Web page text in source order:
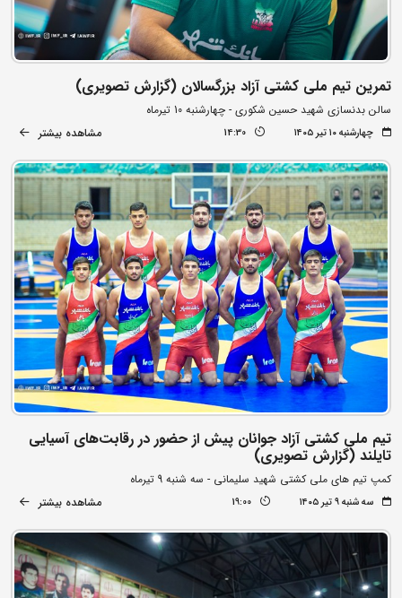
تمرین تیم ملی کشتی آزاد بزرگسالان (گزارش تصویری)
سالن بدنسازی شهید حسین شکوری - چهارشنبه 10 تیرماه
چهارشنبه ۱۰ تیر ۱۴۰۵ 14:30 مشاهده بیشتر
تیم ملی کشتی آزاد جوانان پیش از حضور در رقابت‌های آسیایی
تایلند (گزارش تصویری)
کمپ تیم های ملی کشتی شهید سلیمانی - سه شنبه 9 تیرماه
سه شنبه ۹ تیر ۱۴۰۵ 19:00 مشاهده بیشتر